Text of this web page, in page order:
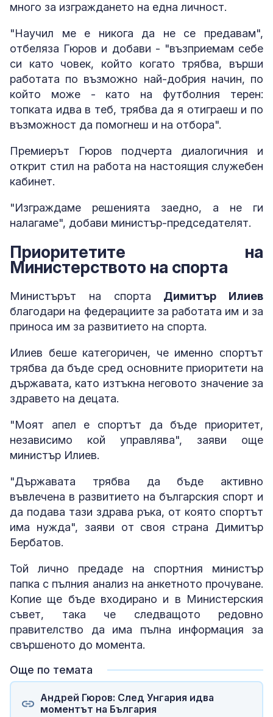
много за изграждането на една личност.
"Научил ме е никога да не се предавам",
отбеляза Гюров и добави - "възприемам себе
си като човек, който когато трябва, върши
работата по възможно най-добрия начин, по
който може - като на футболния терен:
топката идва в теб, трябва да я отиграеш и по
възможност да помогнеш и на отбора".
Премиерът Гюров подчерта диалогичния и
открит стил на работа на настоящия служебен
кабинет.
"Изграждаме решенията заедно, а не ги
налагаме", добави министър-председателят.
Приоритетите на
Министерството на спорта
Министърът на спорта Димитър Илиев
благодари на федерациите за работата им и за
приноса им за развитието на спорта.
Илиев беше категоричен, че именно спортът
трябва да бъде сред основните приоритети на
държавата, като изтъкна неговото значение за
здравето на децата.
"Моят апел е спортът да бъде приоритет,
независимо кой управлява", заяви още
министър Илиев.
"Държавата трябва да бъде активно
въвлечена в развитието на българския спорт и
да подава тази здрава ръка, от която спортът
има нужда", заяви от своя страна Димитър
Бербатов.
Той лично предаде на спортния министър
папка с пълния анализ на анкетното прочуване.
Копие ще бъде входирано и в Министерския
съвет, така че следващото редовно
правителство да има пълна информация за
свършеното до момента.
Още по темата
Андрей Гюров: След Унгария идва
моментът на България